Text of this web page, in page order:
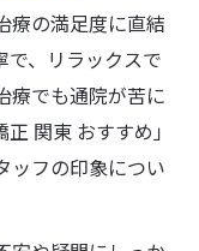
療の満足度に直結
で、リラックスで
療でも通院が苦に
関東 おすすめ」
ッフの印象につい